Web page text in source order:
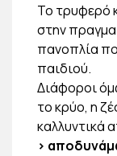
Το τρυφερό
στην
πανοπλία
παιδιού.
Διάφοροι
το κρύο, η
καλλυντικά
>